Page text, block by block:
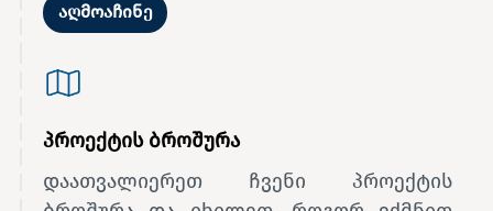
აღმოაჩინე
პროექტის ბროშურა
დაათვალიერეთ ჩვენი პროექტის